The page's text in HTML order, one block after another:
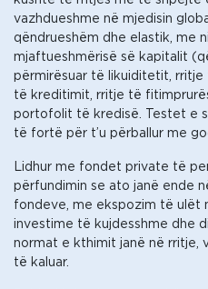
vazhdueshme në mjedisin
qëndrueshëm dhe elastik, me
mjaftueshmërisë së kapitalit
përmirësuar të likuiditetit,
të kreditimit, rritje të
portofolit të kredisë. Testet e
të fortë për t’u përballur me
Lidhur me fondet private të
përfundimin se ato janë ende
fondeve, me ekspozim të ulët
investime të kujdesshme dhe
normat e kthimit janë në
të kaluar.